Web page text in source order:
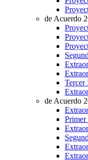
de Acuerdo
Tercer
de Acuerdo
Primer